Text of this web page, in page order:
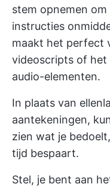
stem opnemen
instructies
maakt het perfect
videoscripts of het
audio-elementen.
In plaats van
aantekeningen,
zien wat je
tijd bespaart.
Stel, je bent aan